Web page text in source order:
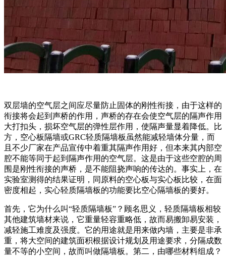
双层墙的空气层之间应尽量防止固体的刚性衔接，由于这样的
衔接将会起到声桥的作用，声桥的存在会使空气层的隔声作用
大打扣头，损坏空气层的弹性层作用，使隔声量显着降低。比
方，空心板隔墙或GRC轻质隔墙板虽然能减轻墙体分量，而
且不少厂家在产品宣传中着重其隔声作用好，但本来其内部空
腔不能等同于起到隔声作用的空气层。这是由于这些空腔的周
围是刚性衔接的声桥，是不能阻挠声响的传达的。事实上，在
实验室测得的结果证明，同原料的空心板与实心板比较，在面
密度相起，实心轻质隔墙板的功能要比空心隔墙板的要好。
首先，它为什么叫“轻质隔墙板”？顾名思义，轻质隔墙板相较
其他建筑墙材来说，它重量轻容重略低，故而易搬卸易安装，
减轻施工难度及强度。它的用途就是用来做内墙，主要是非承
重，将大空间的建筑面积根据设计规划及用途要求，分隔成数
量不等的小空间，故而叫做隔墙板。第二，由哪些材料组成？